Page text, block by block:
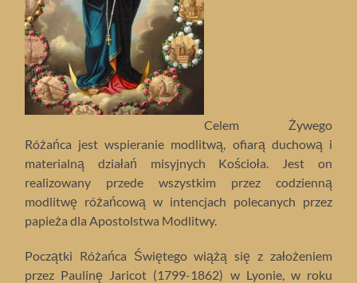
Celem Żywego
Różańca jest wspieranie modlitwą, ofiarą duchową i
materialną działań misyjnych Kościoła. Jest on
realizowany przede wszystkim przez codzienną
modlitwę różańcową w intencjach polecanych przez
papieża dla Apostolstwa Modlitwy.
Początki Różańca Świętego wiążą się z założeniem
przez Paulinę Jaricot (1799-1862) w Lyonie, w roku